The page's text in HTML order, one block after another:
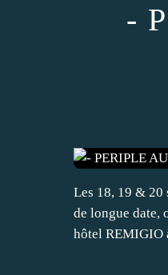
-
Les 18, 19 & 20
de longue date,
hôtel REMIGIO